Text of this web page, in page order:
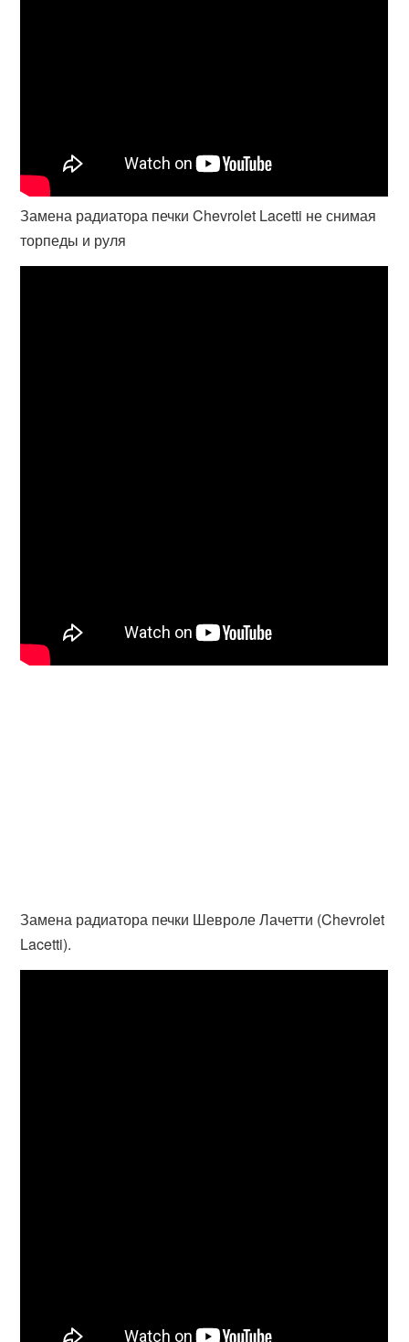
Замена радиатора печки Chevrolet Lacetti не снимая
торпеды и руля
Замена радиатора печки Шевроле Лачетти (Chevrolet
Lacetti).